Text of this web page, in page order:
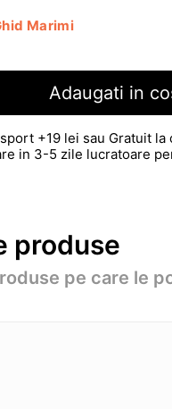
Marimi
Adaugati in
+19 lei sau Gratuit
in 3-5 zile lucratoare
produse
pe care le